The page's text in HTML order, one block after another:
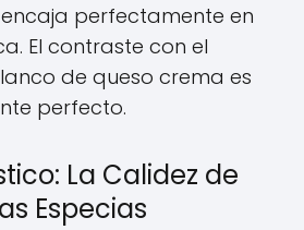
perfectamente en
El contraste con el
de queso crema es
perfecto.
La Calidez de
Especias